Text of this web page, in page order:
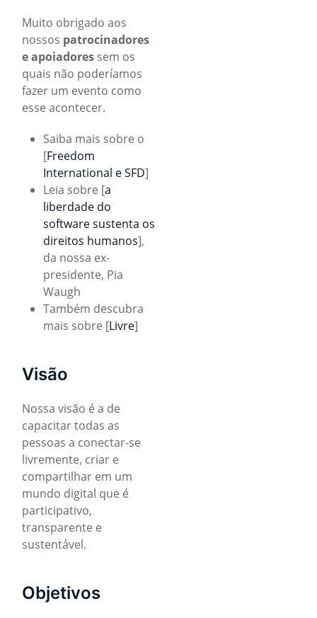
Muito obrigado aos
nossos patrocinadores
e apoiadores sem os
quais não poderíamos
fazer um evento como
esse acontecer.
Saiba mais sobre o
[Freedom
International e SFD]
Leia sobre [a
liberdade do
software sustenta os
direitos humanos],
da nossa ex-
presidente, Pia
Waugh
Também descubra
mais sobre [Livre]
Visão
Nossa visão é a de
capacitar todas as
pessoas a conectar-se
livremente, criar e
compartilhar em um
mundo digital que é
participativo,
transparente e
sustentável.
Objetivos